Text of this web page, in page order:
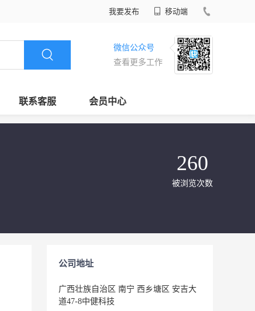
我要发布 移动端
微信公众号
查看更多工作
联系客服 会员中心
260
被浏览次数
公司地址
广西壮族自治区 南宁 西乡塘区 安吉大
道47-8中健科技